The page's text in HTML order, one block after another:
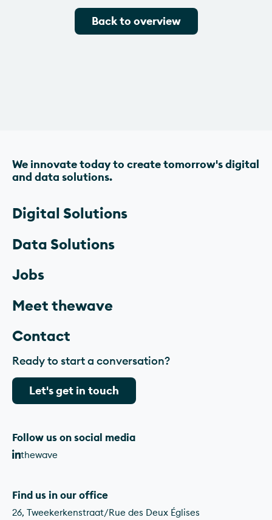
Back to overview
Wave
We innovate today to create tomorrow's digital
and data solutions.
Digital Solutions
Data Solutions
Jobs
Meet thewave
Contact
Ready to start a conversation?
Let's get in touch
Follow us on social media
thewave
Find us in our office
26, Tweekerkenstraat/Rue des Deux Églises